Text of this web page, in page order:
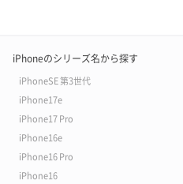
iPhoneのシリーズ名から探す
iPhoneSE 第3世代
iPhone17e
iPhone17 Pro
iPhone16e
iPhone16 Pro
iPhone16